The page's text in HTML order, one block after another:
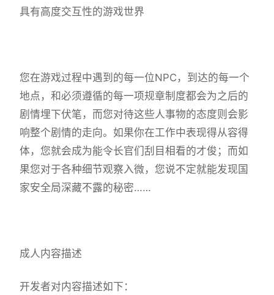
具有高度交互性的游戏世界
您在游戏过程中遇到的每一位NPC，到达的每一个
地点，和必须遵循的每一项规章制度都会为之后的
剧情埋下伏笔，而您对待这些人事物的态度则会影
响整个剧情的走向。如果你在工作中表现得从容得
体，您就会成为能令长官们刮目相看的才俊；而如
果您对于各种细节观察入微，您说不定就能发现国
家安全局深藏不露的秘密……
成人内容描述
开发者对内容描述如下：